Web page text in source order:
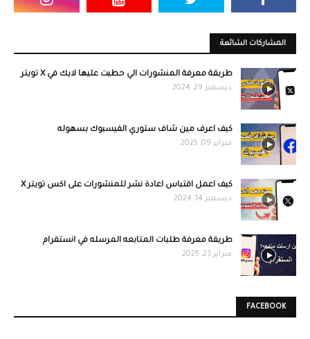
المشاركات الشائعة
طريقة معرفة المنشورات الي حطيت عليها لايك في X تويتر
ديسمبر 29, 2024
كيف اعرف مين شاف ستوري الفيسبوك بسهوله
فبراير 09, 2025
كيف اعمل اقتباس اعادة نشر للمنشورات على اكس تويتر X
ديسمبر 14, 2024
طريقة معرفة طلبات المتابعه المرسله في انستقرام
فبراير 23, 2025
FACEBOOK